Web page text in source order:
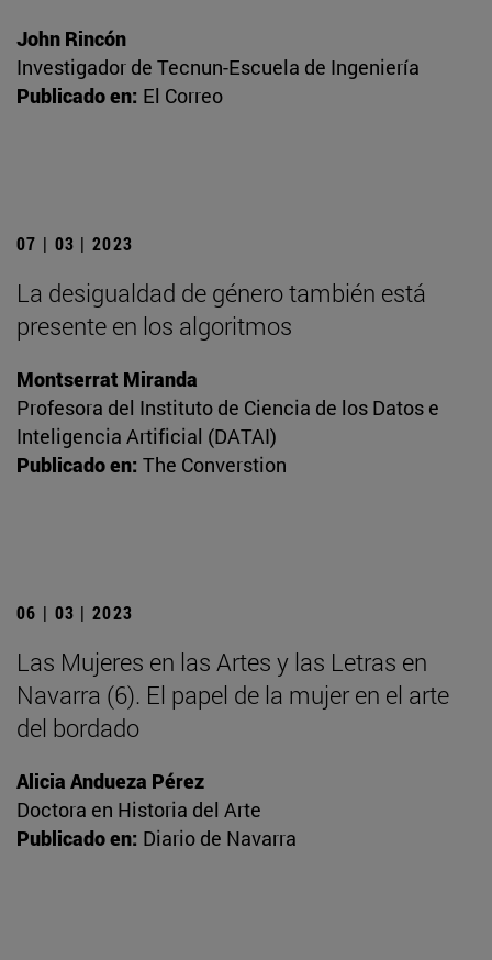
John Rincón
Investigador de Tecnun-Escuela de Ingeniería
Publicado en: El Correo
07 | 03 | 2023
La desigualdad de género también está
presente en los algoritmos
Montserrat Miranda
Profesora del Instituto de Ciencia de los Datos e
Inteligencia Artificial (DATAI)
Publicado en: The Converstion
06 | 03 | 2023
Las Mujeres en las Artes y las Letras en
Navarra (6). El papel de la mujer en el arte
del bordado
Alicia Andueza Pérez
Doctora en Historia del Arte
Publicado en: Diario de Navarra